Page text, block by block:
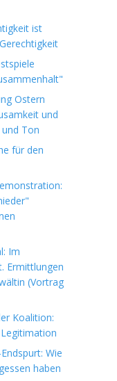
ist
Ostern
und
Ton
für den
Im
Ermittlungen
(Vortrag
Koalition:
Wie
haben